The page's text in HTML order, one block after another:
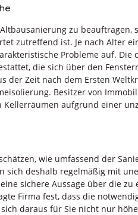
zu beauftragen,
zutreffend ist. Je nach Alter
Probleme auf.
die sich über den
der Zeit nach dem Ersten
Besitzer von
aufgrund einer
wie umfassend der
sich deshalb regelmäßig mit
sichere Aussage über die
Firma fest, dass die
daraus für Sie nicht nur